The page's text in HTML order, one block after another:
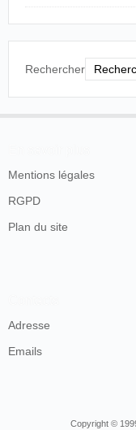
Rechercher
Mentions légales
RGPD
Plan du site
Adresse
Emails
Copyright ©